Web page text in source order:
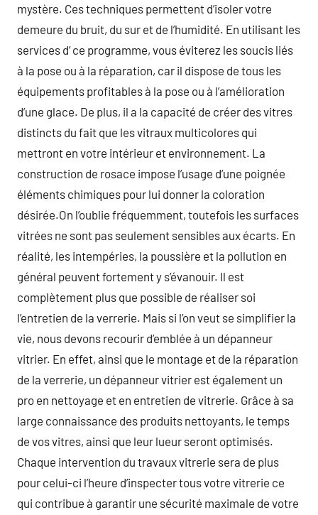
mystère. Ces techniques permettent d’isoler votre
demeure du bruit, du sur et de l’humidité. En utilisant les
services d’ ce programme, vous éviterez les soucis liés
à la pose ou à la réparation, car il dispose de tous les
équipements profitables à la pose ou à l’amélioration
d’une glace. De plus, il a la capacité de créer des vitres
distincts du fait que les vitraux multicolores qui
mettront en votre intérieur et environnement. La
construction de rosace impose l’usage d’une poignée
éléments chimiques pour lui donner la coloration
désirée.On l’oublie fréquemment, toutefois les surfaces
vitrées ne sont pas seulement sensibles aux écarts. En
réalité, les intempéries, la poussière et la pollution en
général peuvent fortement y s’évanouir. Il est
complètement plus que possible de réaliser soi
l’entretien de la verrerie. Mais si l’on veut se simplifier la
vie, nous devons recourir d’emblée à un dépanneur
vitrier. En effet, ainsi que le montage et de la réparation
de la verrerie, un dépanneur vitrier est également un
pro en nettoyage et en entretien de vitrerie. Grâce à sa
large connaissance des produits nettoyants, le temps
de vos vitres, ainsi que leur lueur seront optimisés.
Chaque intervention du travaux vitrerie sera de plus
pour celui-ci l’heure d’inspecter tous votre vitrerie ce
qui contribue à garantir une sécurité maximale de votre